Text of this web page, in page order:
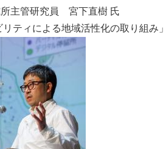
管研究員 宮下直樹 氏
ティによる地域活性化の取り組み